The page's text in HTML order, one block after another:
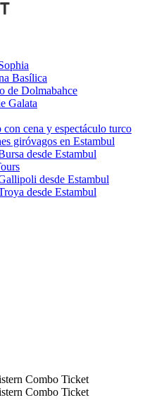
Basílica
de Dolmabahce
Galata
cena y espectáculo turco
giróvagos en Estambul
desde Estambul
desde Estambul
desde Estambul